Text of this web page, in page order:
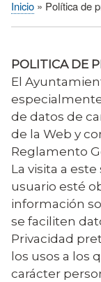
Sobrescribir
ayuda
a
la
navegación
Inicio Política de
POLITICA DE
El
de datos de
de la Web y
Reglamento
La visita a
usuario esté
información
se faciliten
Privacidad
los usos a los
carácter